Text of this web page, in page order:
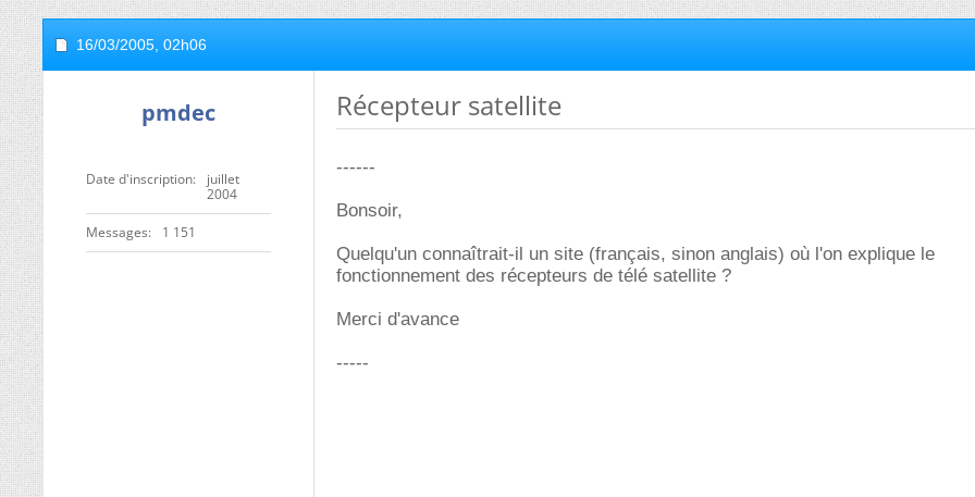
16/03/2005, 02h06
pmdec
Date d'inscription
juillet
2004
Messages 1 151
Récepteur satellite
------
Bonsoir,
Quelqu'un connaîtrait-il un site (français, sinon anglais) où l'on explique le
fonctionnement des récepteurs de télé satellite ?
Merci d'avance
-----